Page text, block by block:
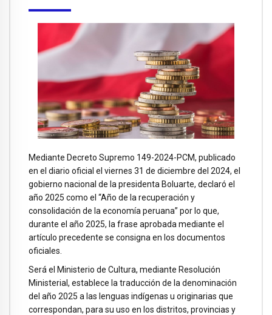
Mediante Decreto Supremo 149-2024-PCM, publicado
en el diario oficial el viernes 31 de diciembre del 2024, el
gobierno nacional de la presidenta Boluarte, declaró el
año 2025 como el “Año de la recuperación y
consolidación de la economía peruana” por lo que,
durante el año 2025, la frase aprobada mediante el
artículo precedente se consigna en los documentos
oficiales.
Será el Ministerio de Cultura, mediante Resolución
Ministerial, establece la traducción de la denominación
del año 2025 a las lenguas indígenas u originarias que
correspondan, para su uso en los distritos, provincias y